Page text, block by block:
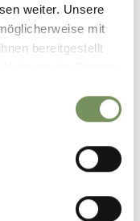
weiter. Unsere
mit
bereitgestellt